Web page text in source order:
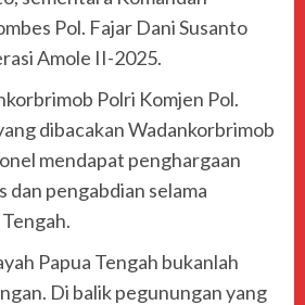
Pol. Fajar Dani Susanto
Amole II-2025.
Polri Komjen Pol.
dibacakan Wadankorbrimob
mendapat penghargaan
dan pengabdian selama
Papua Tengah bukanlah
Di balik pegunungan yang